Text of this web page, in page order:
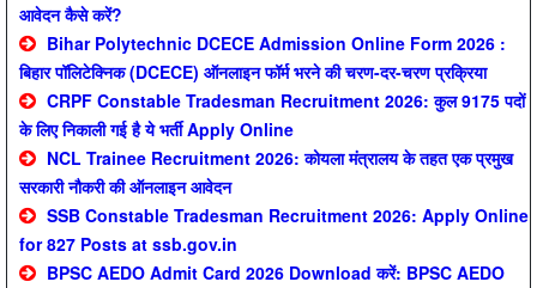
आवेदन कैसे करें?
Bihar Polytechnic DCECE Admission Online Form 2026 :
बिहार पॉलिटेक्निक (DCECE) ऑनलाइन फॉर्म भरने की चरण-दर-चरण प्रक्रिया
CRPF Constable Tradesman Recruitment 2026: कुल 9175 पदों
के लिए निकाली गई है ये भर्ती Apply Online
NCL Trainee Recruitment 2026: कोयला मंत्रालय के तहत एक प्रमुख
सरकारी नौकरी की ऑनलाइन आवेदन
SSB Constable Tradesman Recruitment 2026: Apply Online
for 827 Posts at ssb.gov.in
BPSC AEDO Admit Card 2026 Download करें: BPSC AEDO